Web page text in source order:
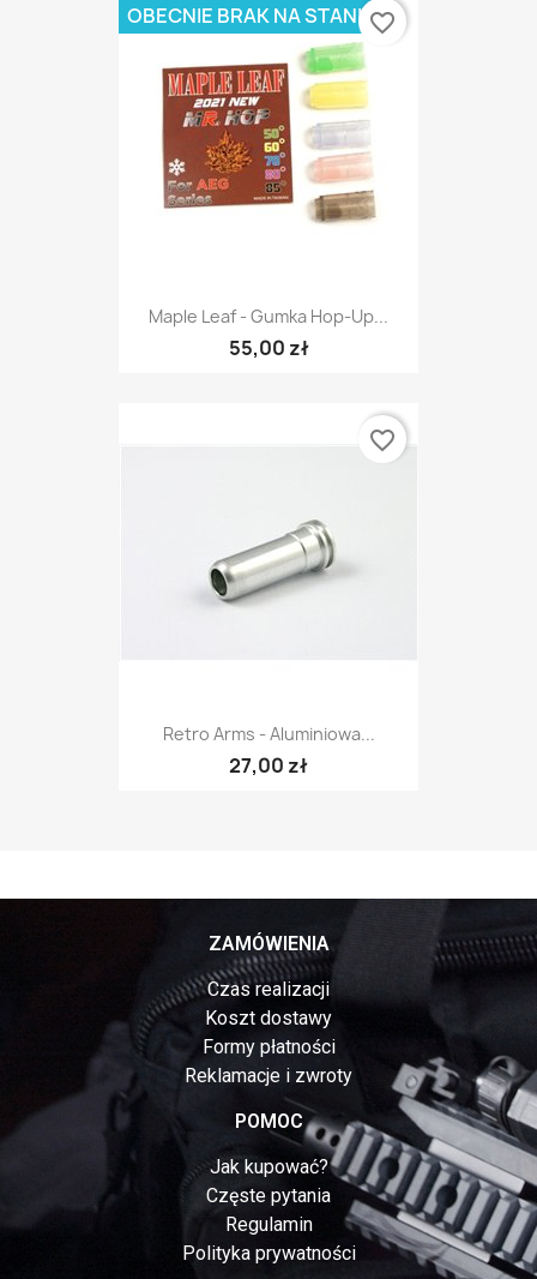
Maple Leaf - Gumka Hop-Up...
55,00 zł
OBECNIE BRAK NA STANIEfavorite_border
Retro Arms - Aluminiowa...
27,00 zł
favorite_border
ZAMÓWIENIA
Czas realizacji
Koszt dostawy
Formy płatności
Reklamacje i zwroty
POMOC
Jak kupować?
Częste pytania
Regulamin
Polityka prywatności